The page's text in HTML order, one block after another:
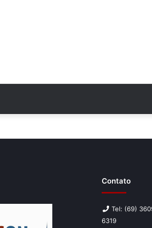
Contato
Tel: (69)
6319